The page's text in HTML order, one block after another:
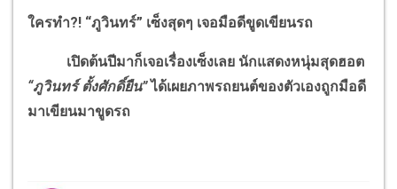
ใครทำ?! “ภูวินทร์” เซ็งสุดๆ เจอมือดีขูดเขียนรถ
เปิดต้นปีมาก็เจอเรื่องเซ็งเลย นักแสดงหนุ่มสุดฮอต
“ภูวินทร์ ตั้งศักดิ์ยืน”ได้เผยภาพรถยนต์ของตัวเองถูกมือดี
มาเขียนมาขูดรถ